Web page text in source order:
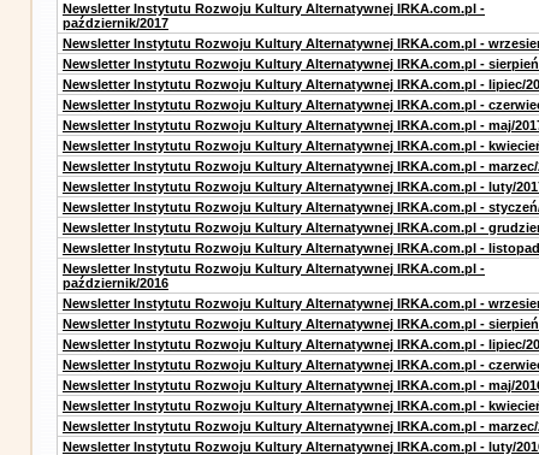
Newsletter Instytutu Rozwoju Kultury Alternatywnej IRKA.com.pl -
październik/2017
Newsletter Instytutu Rozwoju Kultury Alternatywnej IRKA.com.pl -
Newsletter Instytutu Rozwoju Kultury Alternatywnej IRKA.com.pl -
Newsletter Instytutu Rozwoju Kultury Alternatywnej IRKA.com.pl - lipiec/
Newsletter Instytutu Rozwoju Kultury Alternatywnej IRKA.com.pl -
Newsletter Instytutu Rozwoju Kultury Alternatywnej IRKA.com.pl - maj/
Newsletter Instytutu Rozwoju Kultury Alternatywnej IRKA.com.pl -
Newsletter Instytutu Rozwoju Kultury Alternatywnej IRKA.com.pl - marzec/
Newsletter Instytutu Rozwoju Kultury Alternatywnej IRKA.com.pl - luty/
Newsletter Instytutu Rozwoju Kultury Alternatywnej IRKA.com.pl -
Newsletter Instytutu Rozwoju Kultury Alternatywnej IRKA.com.pl -
Newsletter Instytutu Rozwoju Kultury Alternatywnej IRKA.com.pl -
Newsletter Instytutu Rozwoju Kultury Alternatywnej IRKA.com.pl -
październik/2016
Newsletter Instytutu Rozwoju Kultury Alternatywnej IRKA.com.pl -
Newsletter Instytutu Rozwoju Kultury Alternatywnej IRKA.com.pl -
Newsletter Instytutu Rozwoju Kultury Alternatywnej IRKA.com.pl - lipiec/
Newsletter Instytutu Rozwoju Kultury Alternatywnej IRKA.com.pl -
Newsletter Instytutu Rozwoju Kultury Alternatywnej IRKA.com.pl - maj/
Newsletter Instytutu Rozwoju Kultury Alternatywnej IRKA.com.pl -
Newsletter Instytutu Rozwoju Kultury Alternatywnej IRKA.com.pl - marzec/
Newsletter Instytutu Rozwoju Kultury Alternatywnej IRKA.com.pl - luty/